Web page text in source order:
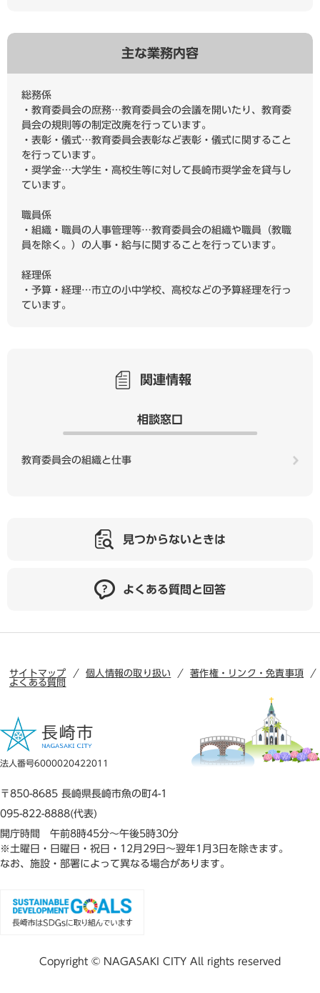
主な業務内容
総務係
・教育委員会の庶務…教育委員会の会議を開いたり、教育委
員会の規則等の制定改廃を行っています。
・表彰・儀式…教育委員会表彰など表彰・儀式に関すること
を行っています。
・奨学金…大学生・高校生等に対して長崎市奨学金を貸与し
ています。
職員係
・組織・職員の人事管理等…教育委員会の組織や職員（教職
員を除く。）の人事・給与に関することを行っています。
経理係
・予算・経理…市立の小中学校、高校などの予算経理を行っ
ています。
関連情報
相談窓口
教育委員会の組織と仕事
見つからないときは
よくある質問と回答
サイトマップ 個人情報の取り扱い
著作権・リンク・免責事項
よくある質問
法人番号6000020422011
〒850-8685 長崎県長崎市魚の町4-1
095-822-8888(代表)
開庁時間 午前8時45分～午後5時30分
※土曜日・日曜日・祝日・12月29日～翌年1月3日を除きます。
なお、施設・部署によって異なる場合があります。
Copyright © NAGASAKI CITY All rights reserved